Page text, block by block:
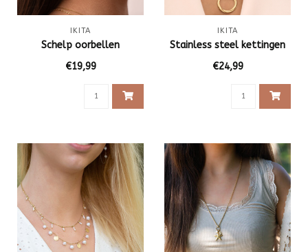
IKITA
Schelp oorbellen
€19,99
IKITA
Stainless steel kettingen
€24,99